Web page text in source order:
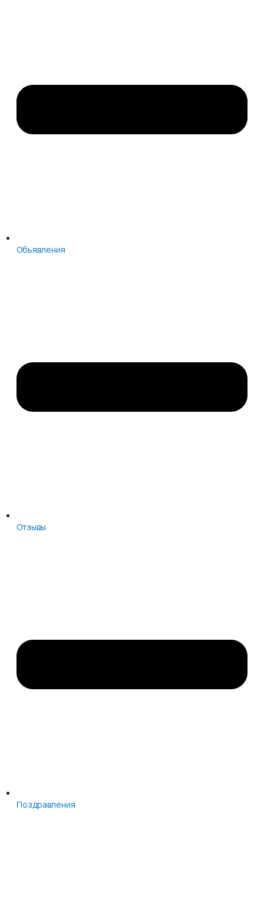
Объявления
Отзывы
Поздравления